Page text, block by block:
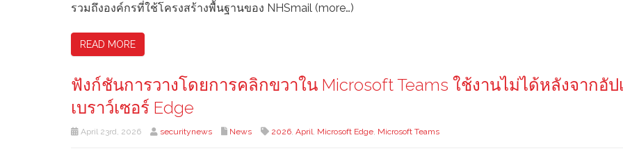
รวมถึงองค์กรที่ใช้โครงสร้างพื้นฐานของ NHSmail (more…)
READ MORE
ฟังก์ชันการวางโดยการคลิกขวาใน Microsoft Teams ใช้งานไม่ได้หลังจากอัป
เบราว์เซอร์ Edge
April 23rd, 2026 securitynews News 2026, April, Microsoft Edge, Microsoft Teams